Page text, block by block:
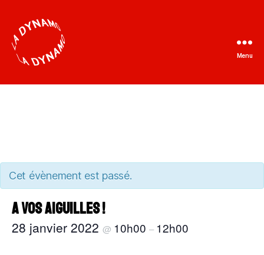
Dynamo
Menu
Cet évènement est passé.
A vos aiguilles !
28 janvier 2022 @ 10h00 – 12h00